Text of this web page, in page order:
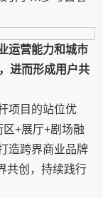
运营能力和城市
进而形成用户共
项目的站位优
+展厅+剧场融
造跨界商业品牌
共创，持续践行